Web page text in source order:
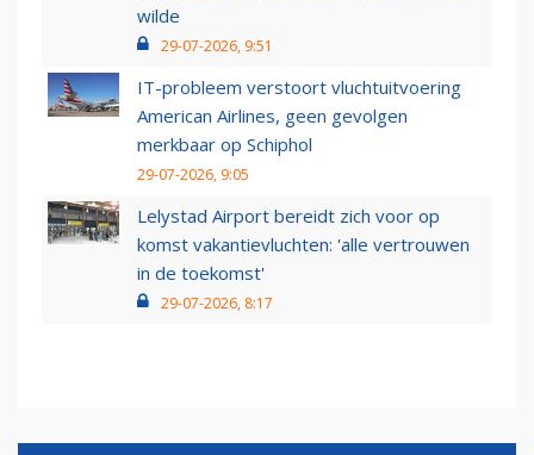
wilde
29-07-2026, 9:51
IT-probleem verstoort vluchtuitvoering
American Airlines, geen gevolgen
merkbaar op Schiphol
29-07-2026, 9:05
Lelystad Airport bereidt zich voor op
komst vakantievluchten: 'alle vertrouwen
in de toekomst'
29-07-2026, 8:17